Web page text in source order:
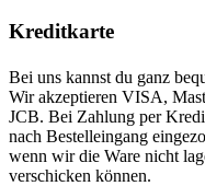
Kreditkarte
Bei uns kannst du ganz
Wir akzeptieren VISA,
JCB. Bei Zahlung per
nach Bestelleingang
wenn wir die Ware nicht
verschicken können.